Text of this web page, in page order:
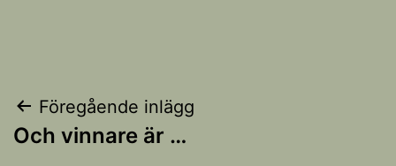
Inläggsnavigering
Föregående inlägg
Och vinnare är …